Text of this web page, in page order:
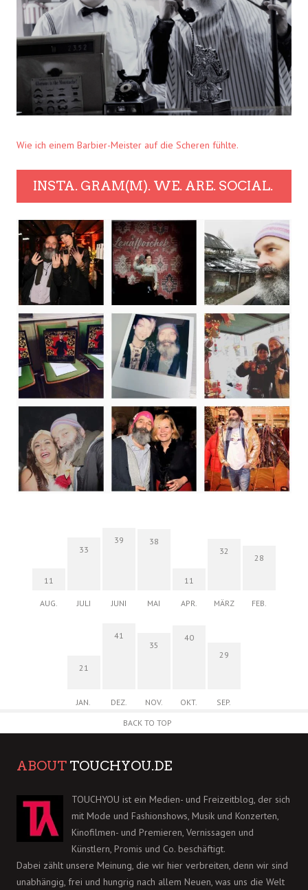
Wie ich einem Barbier-Meister auf die Scheren fühlte.
INSTA. GRAM(M). WE. ARE. SOCIAL.
11
AUG.
33
JULI
39
JUNI
38
MAI
11
APR.
32
MÄRZ
28
FEB.
21
JAN.
41
DEZ.
35
NOV.
40
OKT.
29
SEP.
BACK TO TOP
ABOUT TOUCHYOU.DE
TOUCHYOU ist ein Medien- und Freizeitblog, der sich
mit Mode und Fashionshows, Musik und Konzerten,
Kinofilmen- und Premieren, Vernissagen und
Künstlern, Promis und Co. beschäftigt.
Dabei zählt unsere Meinung, die wir hier verbreiten, denn wir sind
unabhängig, frei und hungrig nach allem Neuen, was uns die Welt